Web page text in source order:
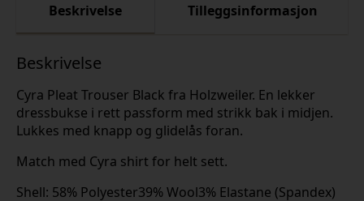
Beskrivelse Tilleggsinformasjon
Beskrivelse
Cyra Pleat Trouser Black fra Holzweiler. En lekker
dressbukse i rett passform med strikk bak i midjen.
Lukkes med knapp og glidelås foran.
Match med Cyra shirt for helt sett.
Shell: 58% Polyester39% Wool3% Elastane (Spandex)